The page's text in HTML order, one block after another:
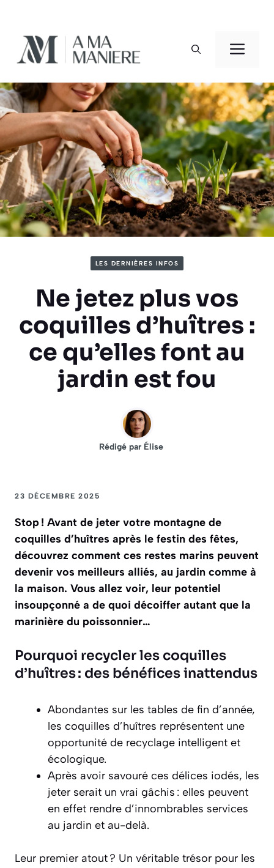
contenu
LES DERNIÈRES INFOS
Ne jetez plus vos
coquilles d’huîtres :
ce qu’elles font au
jardin est fou
Rédigé par Élise
23 DÉCEMBRE 2025
Stop ! Avant de jeter votre montagne de
coquilles d’huîtres après le festin des fêtes,
découvrez comment ces restes marins peuvent
devenir vos meilleurs alliés, au jardin comme à
la maison. Vous allez voir, leur potentiel
insoupçonné a de quoi décoiffer autant que la
marinière du poissonnier…
Pourquoi recycler les coquilles
d’huîtres : des bénéfices inattendus
Abondantes sur les tables de fin d’année,
les coquilles d’huîtres représentent une
opportunité de recyclage intelligent et
écologique.
Après avoir savouré ces délices iodés, les
jeter serait un vrai gâchis : elles peuvent
en effet rendre d’innombrables services
au jardin et au-delà.
Leur premier atout ? Un véritable trésor pour les